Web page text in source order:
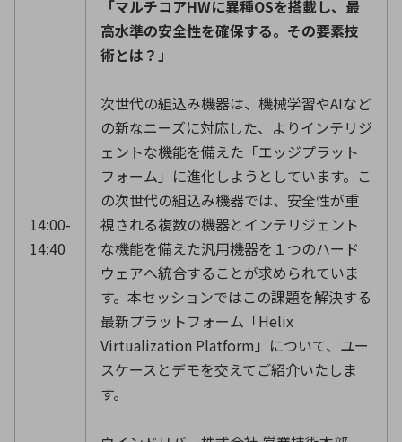
14:00-
14:40
「マルチコアHWに異種OSを搭載し、最
高水準の安全性を確保する。その要素技
術とは？」
次世代の組込み機器は、機械学習やAIなど
の新なニーズに対応した、よりインテリジ
ェントな機能を備えた「エッジプラット
フォーム」に進化しようとしています。こ
の次世代の組込み機器では、安全性が重
視される複数の機器とインテリジェント
な機能を備えた汎用機器を１つのハード
ウェアへ統合することが求められていま
す。本セッションではこの課題を解決する
最新プラットフォーム「Helix
Virtualization Platform」について、ユー
スケースとデモを交えてご紹介いたしま
す。